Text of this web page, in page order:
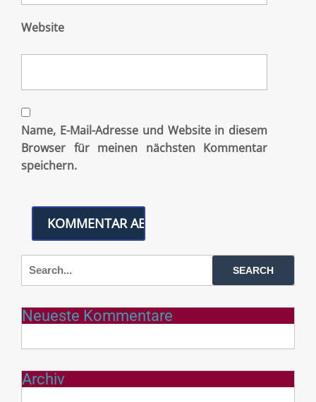
Website
Name, E-Mail-Adresse und Website in diesem
Browser für meinen nächsten Kommentar
speichern.
Neueste Kommentare
Archiv